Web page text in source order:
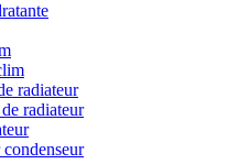
radiateur
radiateur